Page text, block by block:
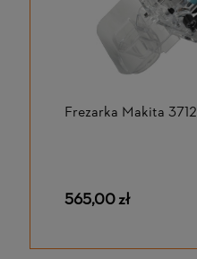
Frezarka Makita 3712
565,00 zł